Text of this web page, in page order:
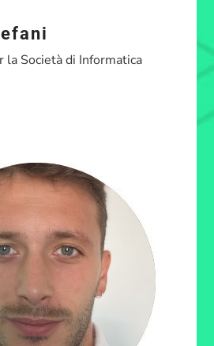
la Società di Informatica